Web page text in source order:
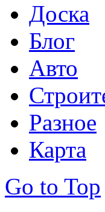
Доска
Блог
Авто
Разное
Карта
Go to Top